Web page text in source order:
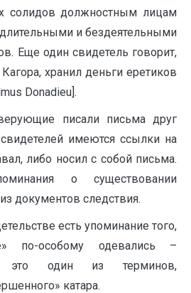
солидов должностным лицам
и бездеятельными
Еще один свидетель говорит,
хранил деньги еретиков
Donadieu].
писали письма друг
имеются ссылки на
либо носил с собой письма.
о существовании
документов следствия.
есть упоминание того,
по-особому одевались –
один из терминов,
катара.